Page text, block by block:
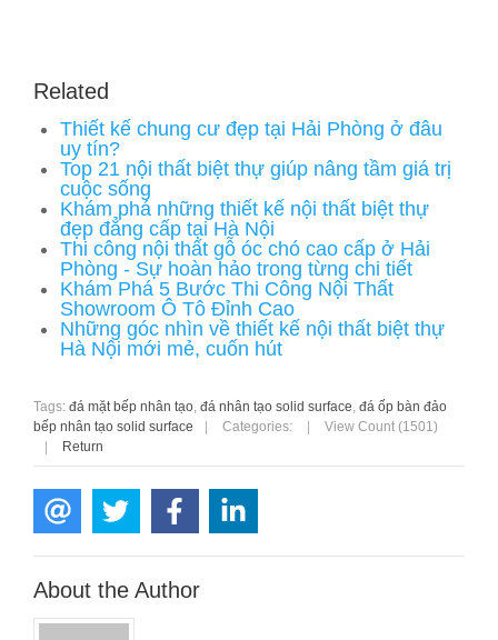
Related
Thiết kế chung cư đẹp tại Hải Phòng ở đâu
uy tín?
Top 21 nội thất biệt thự giúp nâng tầm giá trị
cuộc sống
Khám phá những thiết kế nội thất biệt thự
đẹp đẳng cấp tại Hà Nội
Thi công nội thất gỗ óc chó cao cấp ở Hải
Phòng - Sự hoàn hảo trong từng chi tiết
Khám Phá 5 Bước Thi Công Nội Thất
Showroom Ô Tô Đỉnh Cao
Những góc nhìn về thiết kế nội thất biệt thự
Hà Nội mới mẻ, cuốn hút
Tags: đá mặt bếp nhân tạo, đá nhân tạo solid surface, đá ốp bàn đảo
bếp nhân tạo solid surface
Categories:
View Count (1501)
Return
About the Author